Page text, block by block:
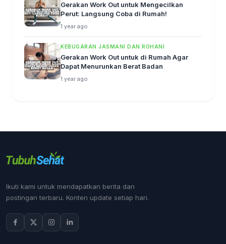
Gerakan Work Out untuk Mengecilkan
Perut: Langsung Coba di Rumah!
1 year ago
KEBUGARAN JASMANI DAN ROHANI
Gerakan Work Out untuk di Rumah Agar
Dapat Menurunkan Berat Badan
1 year ago
Ikuti kami untuk mendapatkan berita dan
postingan terbaru. Konten update setiap hari.